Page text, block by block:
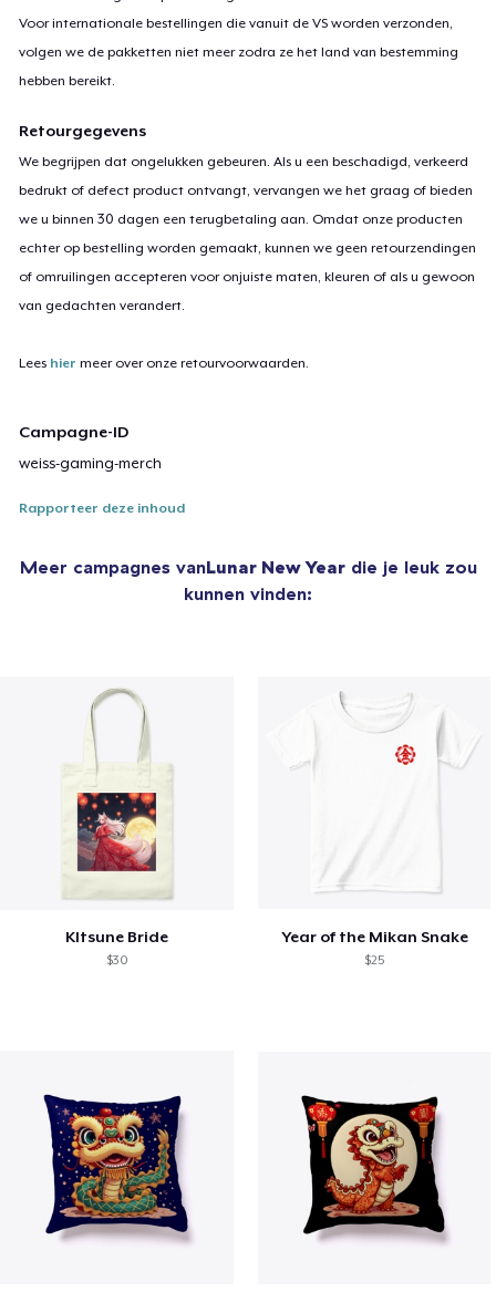
Voor internationale bestellingen die vanuit de VS worden verzonden,
volgen we de pakketten niet meer zodra ze het land van bestemming
hebben bereikt.
Retourgegevens
We begrijpen dat ongelukken gebeuren. Als u een beschadigd, verkeerd
bedrukt of defect product ontvangt, vervangen we het graag of bieden
we u binnen 30 dagen een terugbetaling aan. Omdat onze producten
echter op bestelling worden gemaakt, kunnen we geen retourzendingen
of omruilingen accepteren voor onjuiste maten, kleuren of als u gewoon
van gedachten verandert.
Lees hier meer over onze retourvoorwaarden.
Campagne-ID
weiss-gaming-merch
Rapporteer deze inhoud
Meer campagnes vanLunar New Yeardie je leuk zou
kunnen vinden:
KItsune Bride
$30
Year of the Mikan Snake
$25